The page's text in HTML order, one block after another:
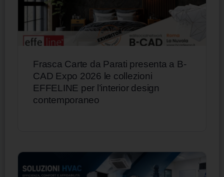
Frasca Carte da Parati presenta a B-
CAD Expo 2026 le collezioni
EFFELINE per l’interior design
contemporaneo